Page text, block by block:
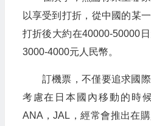
以享受到打折，從中國的某
打折後大約在40000-50000
3000-4000元人民幣。
訂機票，不僅要追求國
考慮在日本國內移動的時
ANA，JAL，經常會推出在